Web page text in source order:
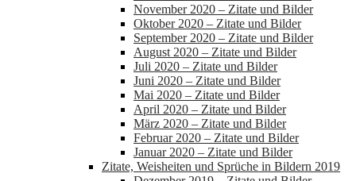
November 2020 – Zitate und Bilder
Oktober 2020 – Zitate und Bilder
September 2020 – Zitate und Bilder
August 2020 – Zitate und Bilder
Juli 2020 – Zitate und Bilder
Juni 2020 – Zitate und Bilder
Mai 2020 – Zitate und Bilder
April 2020 – Zitate und Bilder
März 2020 – Zitate und Bilder
Februar 2020 – Zitate und Bilder
Januar 2020 – Zitate und Bilder
Zitate, Weisheiten und Sprüche in Bildern 2019